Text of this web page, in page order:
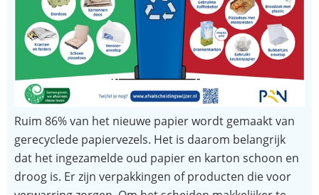
Ruim 86% van het nieuwe papier wordt gemaakt van
gerecyclede papiervezels. Het is daarom belangrijk
dat het ingezamelde oud papier en karton schoon en
droog is. Er zijn verpakkingen of producten die voor